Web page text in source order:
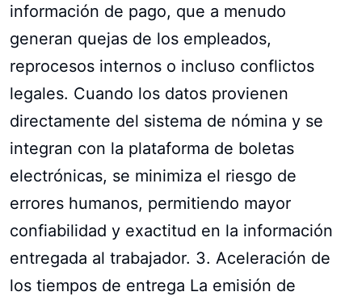
información de pago, que a menudo
generan quejas de los empleados,
reprocesos internos o incluso conflictos
legales. Cuando los datos provienen
directamente del sistema de nómina y se
integran con la plataforma de boletas
electrónicas, se minimiza el riesgo de
errores humanos, permitiendo mayor
confiabilidad y exactitud en la información
entregada al trabajador. 3. Aceleración de
los tiempos de entrega La emisión de